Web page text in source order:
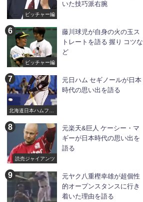
ピッチャー編
いた技巧派右腕
ピッチャー編
藤川球児が自身の火の玉ス
トレートを語る 握り コツな
ど
北海道日本ハムファ
元日ハム セギノールが日本
時代の思い出を語る
読売ジャイアンツ
元楽天&巨人 ケーシー・マ
ギーが日本時代の思い出を
語る
元ヤク八重樫幸雄が超個性
的オープンスタンスに行き
着いた理由を語る